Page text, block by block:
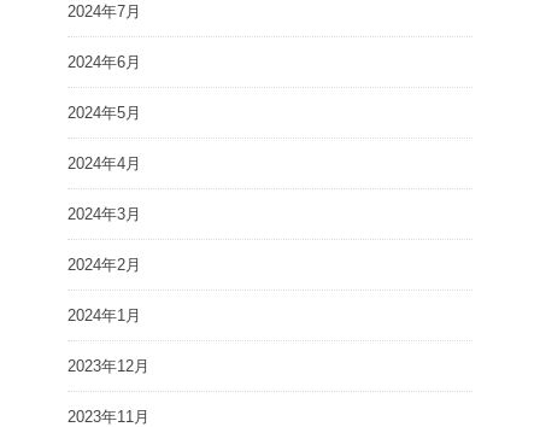
2024年7月
2024年6月
2024年5月
2024年4月
2024年3月
2024年2月
2024年1月
2023年12月
2023年11月